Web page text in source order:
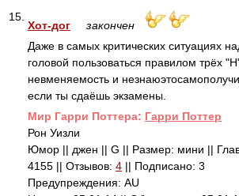
15.
Хот-дог
закончен
Даже в самых критических ситуациях
головой пользоваться правилом трёх
невменяемость и
если ты сдаёшь экзамены.
Mир Гарри Поттера: Гарри Поттер
Рон Уизли
Юмор || джен || G || Размер: мини ||
4155 || Отзывов: 4 || Подписано: 3
Предупреждения: AU